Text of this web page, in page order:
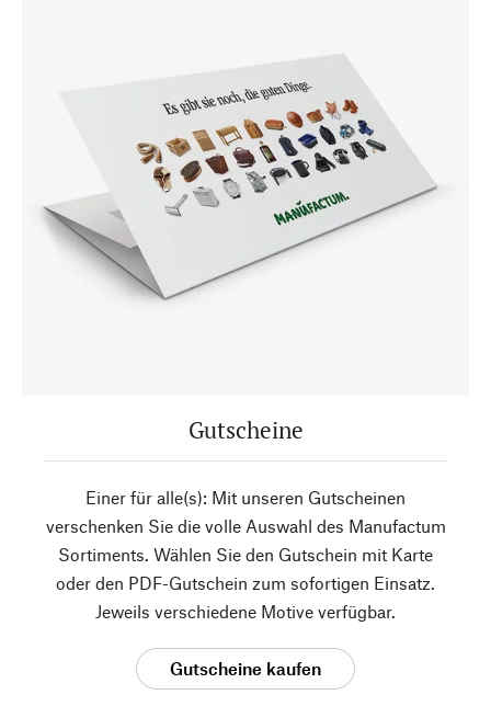
Gutscheine
Einer für alle(s): Mit unseren Gutscheinen
verschenken Sie die volle Auswahl des Manufactum
Sortiments. Wählen Sie den Gutschein mit Karte
oder den PDF-Gutschein zum sofortigen Einsatz.
Jeweils verschiedene Motive verfügbar.
Gutscheine kaufen